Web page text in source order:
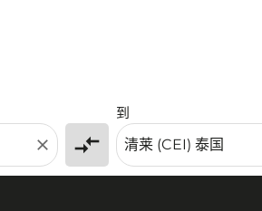
close compare_arrows
到